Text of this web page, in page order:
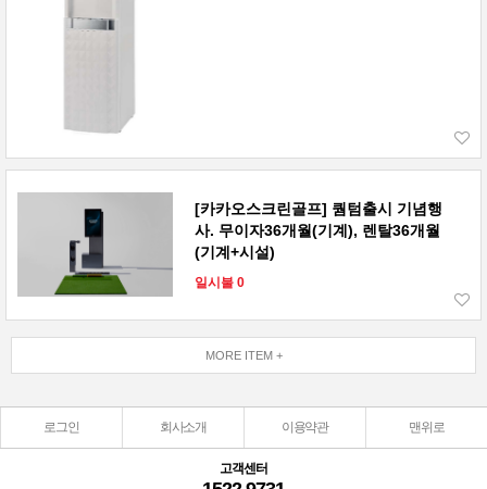
[카카오스크린골프] 퀌텀출시 기념행
사. 무이자36개월(기계), 렌탈36개월
(기계+시설)
일시불 0
MORE ITEM +
로그인 회사소개 이용약관 맨위로
고객센터